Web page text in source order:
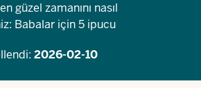
güzel zamanını nasıl
Babalar için 5 ipucu
2026-02-10